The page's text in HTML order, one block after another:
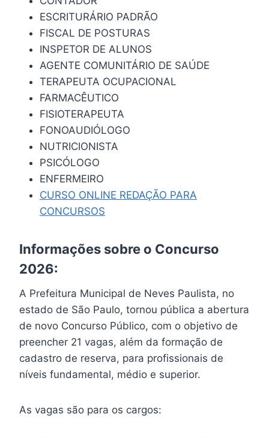
ESCRITURÁRIO PADRÃO
FISCAL DE POSTURAS
INSPETOR DE ALUNOS
AGENTE COMUNITÁRIO DE SAÚDE
TERAPEUTA OCUPACIONAL
FARMACÊUTICO
FISIOTERAPEUTA
FONOAUDIÓLOGO
NUTRICIONISTA
PSICÓLOGO
ENFERMEIRO
CURSO ONLINE REDAÇÃO PARA
CONCURSOS
Informações sobre o Concurso
2026:
A Prefeitura Municipal de Neves Paulista, no
estado de São Paulo, tornou pública a abertura
de novo Concurso Público, com o objetivo de
preencher 21 vagas, além da formação de
cadastro de reserva, para profissionais de
níveis fundamental, médio e superior.
As vagas são para os cargos: